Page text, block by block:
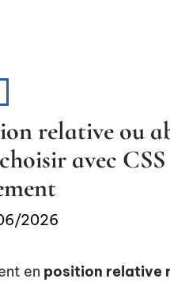
relative ou
avec CSS
2026
en position relative